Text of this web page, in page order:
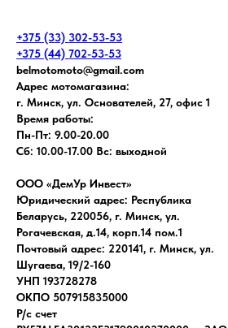
+375 (33) 302-53-53
+375 (44) 702-53-53
belmotomoto@gmail.com
Адрес мотомагазина:
г. Минск, ул. Основателей, 27, офис 1
Время работы:
Пн-Пт: 9.00-20.00
Сб: 10.00-17.00 Вс: выходной
ООО «ДемУр Инвест»
Юридический адрес: Республика
Беларусь, 220056, г. Минск, ул.
Рогачевская, д.14, корп.14 пом.1
Почтовый адрес: 220141, г. Минск, ул.
Шугаева, 19/2-160
УНП 193728278
ОКПО 507915835000
Р/с счет